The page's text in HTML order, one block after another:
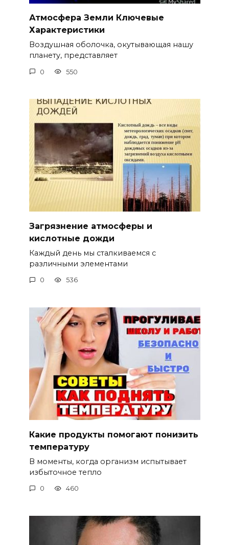
Атмосфера Земли Ключевые
Характеристики
Воздушная оболочка, окутывающая нашу
планету, представляет
0 550
Загрязнение атмосферы и
кислотные дожди
Каждый день мы сталкиваемся с
различными элементами
0 536
Какие продукты помогают понизить
температуру
В моменты, когда организм испытывает
избыточное тепло
0 460